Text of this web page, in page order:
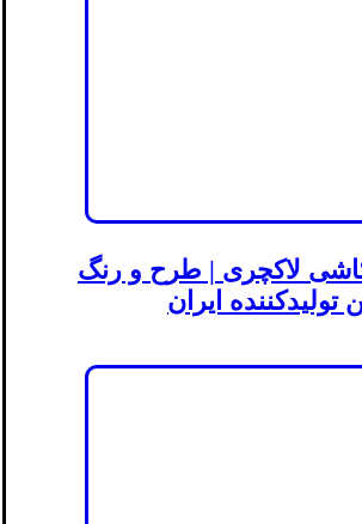
لاکچری | طرح و رنگ
تولیدکننده ایران